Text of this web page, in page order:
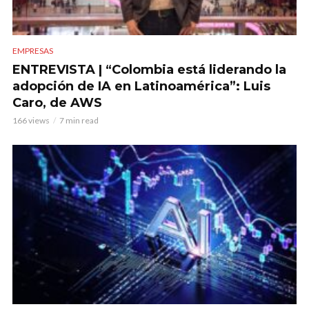
EMPRESAS
ENTREVISTA | “Colombia está liderando la
adopción de IA en Latinoamérica”: Luis
Caro, de AWS
166 views 7 min read